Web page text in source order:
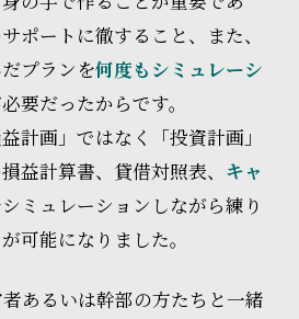
ポートに徹すること、また、
プランを何度もシミュレーシ
要だったからです。
計画」ではなく「投資計画」
益計算書、貸借対照表、 キャ
ミュレーションしながら練り
可能になりました。
あるいは幹部の方たちと一緒